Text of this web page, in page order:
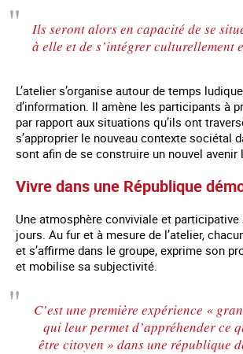
Ils seront alors en capacité de se
à elle et de s’intégrer culturellement
L’atelier s’organise autour de temps
d’information. Il amène les participants à
par rapport aux situations qu’ils ont
s’approprier le nouveau contexte sociétal
sont afin de se construire un nouvel avenir
Vivre dans une République
Une atmosphère conviviale et
jours. Au fur et à mesure de l’atelier,
et s’affirme dans le groupe, exprime son
et mobilise sa subjectivité.
C’est une première expérience «
qui leur permet d’appréhender ce
être citoyen » dans une république